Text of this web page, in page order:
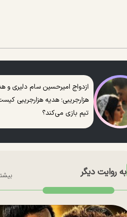
ازدواج امیرحسین سام دلیری و
هزارجریبی؛ هدیه هزارجریبی
تیم بازی می‌کند؟
به روایت دیگر